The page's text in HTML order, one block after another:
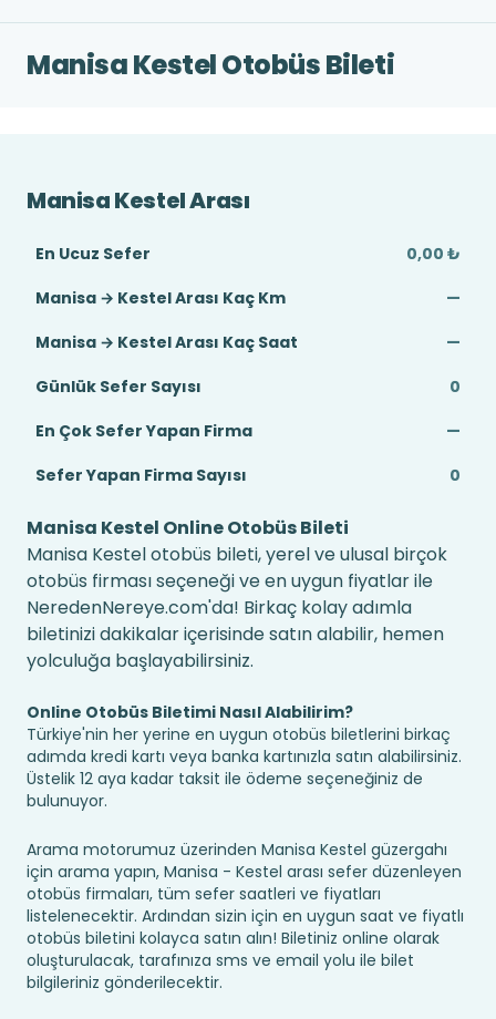
Manisa Kestel Otobüs Bileti
Manisa Kestel Arası
En Ucuz Sefer
0,00 ₺
Manisa → Kestel Arası Kaç Km
—
Manisa → Kestel Arası Kaç Saat
—
Günlük Sefer Sayısı
0
En Çok Sefer Yapan Firma
—
Sefer Yapan Firma Sayısı
0
Manisa Kestel Online Otobüs Bileti
Manisa Kestel otobüs bileti, yerel ve ulusal birçok
otobüs firması seçeneği ve en uygun fiyatlar ile
NeredenNereye.com'da! Birkaç kolay adımla
biletinizi dakikalar içerisinde satın alabilir, hemen
yolculuğa başlayabilirsiniz.
Online Otobüs Biletimi Nasıl Alabilirim?
Türkiye'nin her yerine en uygun otobüs biletlerini birkaç
adımda kredi kartı veya banka kartınızla satın alabilirsiniz.
Üstelik 12 aya kadar taksit ile ödeme seçeneğiniz de
bulunuyor.
Arama motorumuz üzerinden Manisa Kestel güzergahı
için arama yapın, Manisa - Kestel arası sefer düzenleyen
otobüs firmaları, tüm sefer saatleri ve fiyatları
listelenecektir. Ardından sizin için en uygun saat ve fiyatlı
otobüs biletini kolayca satın alın! Biletiniz online olarak
oluşturulacak, tarafınıza sms ve email yolu ile bilet
bilgileriniz gönderilecektir.